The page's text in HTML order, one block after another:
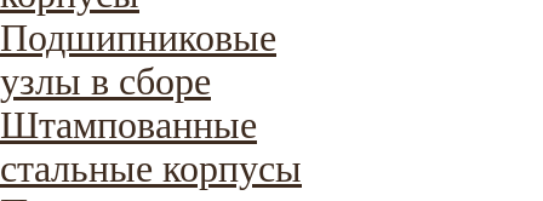
Подшипниковые
узлы в сборе
Штампованные
стальные корпусы